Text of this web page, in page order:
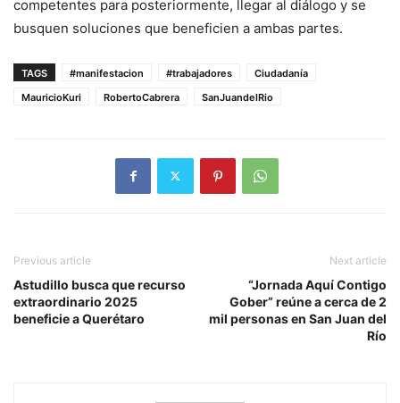
competentes para posteriormente, llegar al diálogo y se
busquen soluciones que beneficien a ambas partes.
TAGS #manifestacion #trabajadores
Ciudadanía
MauricioKuri
RobertoCabrera SanJuandelRio
Previous article
Astudillo busca que recurso
extraordinario 2025
beneficie a Querétaro
Next article
“Jornada Aquí Contigo
Gober” reúne a cerca de 2
mil personas en San Juan del
Río